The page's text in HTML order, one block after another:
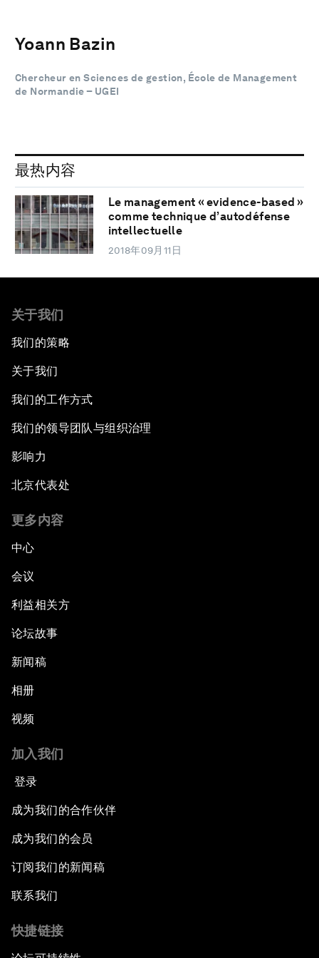
Yoann Bazin
Chercheur en Sciences de gestion, École de Management
de Normandie – UGEI
最热内容
Le management « evidence-based »
comme technique d’autodéfense
intellectuelle
2018年09月11日
关于我们
我们的策略
关于我们
我们的工作方式
我们的领导团队与组织治理
影响力
北京代表处
更多内容
中心
会议
利益相关方
论坛故事
新闻稿
相册
视频
加入我们
登录
成为我们的合作伙伴
成为我们的会员
订阅我们的新闻稿
联系我们
快捷链接